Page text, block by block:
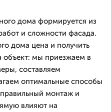
дома формируется из
и сложности фасада.
дома цена и получить
объект: мы приезжаем в
составляем
оптимальные способы
монтаж и
влияют на